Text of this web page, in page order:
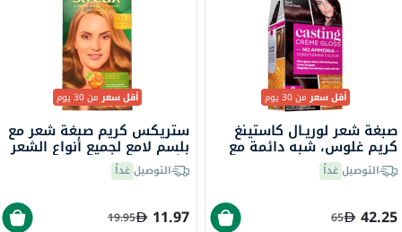
أقل سعرمن 30 يوم
صبغة شعر لوريـال كاستينغ
كريم غلوس، شبه دائمة مع
داكنالتوصيلغداً
42.25
65
أقل سعرمن 30 يوم
ستريكس كريم صبغة شعر مع
بلسم لامع لجميع أنواع الشعر
- أشقر ذهبي 7.3
التوصيلغداً
11.97
19.95